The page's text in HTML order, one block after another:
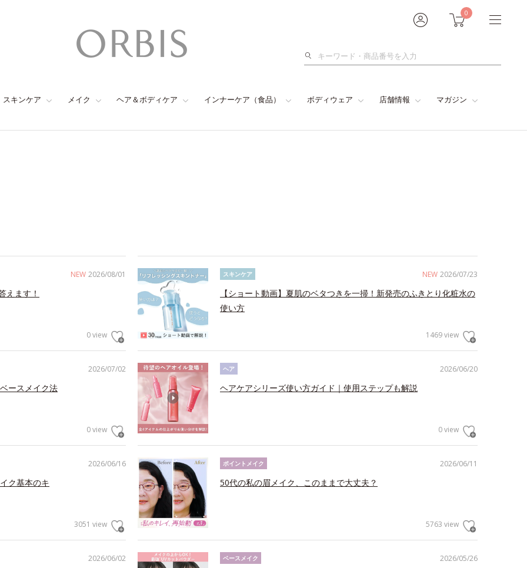
0
検
スキンケア メイク ヘア＆ボディケア インナーケア（食品） ボディウェア 店舗情報 マガジン
NEW 2026/08/01
えます！
0 view
NEW 2026/07/23
スキンケア
【ショート動画】夏肌のベタつきを一掃！新発売のふきとり化粧水の
使い方
1469 view
2026/07/02
ースメイク法
0 view
2026/06/20
ヘア
ヘアケアシリーズ使い方ガイド｜使用ステップも解説
0 view
2026/06/16
ク基本のキ
3051 view
2026/06/11
ポイントメイク
50代の私の眉メイク、このままで大丈夫？
5763 view
2026/06/02 2026/05/26
ベースメイク